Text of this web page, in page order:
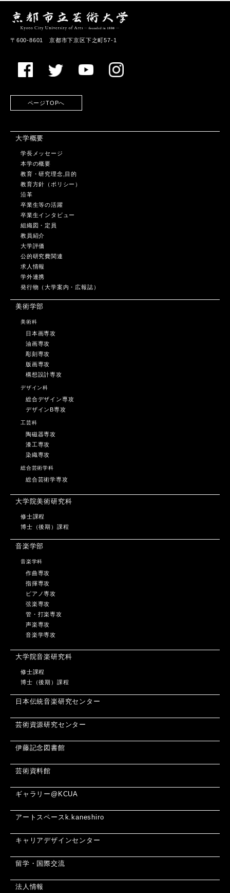
〒600-8601 京都市下京区下之町57-1
ページTOPへ
大学概要
学長メッセージ
本学の概要
教育・研究理念,目的
教育方針（ポリシー）
沿革
卒業生等の活躍
卒業生インタビュー
組織図・定員
教員紹介
大学評価
公的研究費関連
求人情報
学外連携
発行物（大学案内・広報誌）
美術学部
美術科
日本画専攻
油画専攻
彫刻専攻
版画専攻
構想設計専攻
デザイン科
総合デザイン専攻
デザインB専攻
工芸科
陶磁器専攻
漆工専攻
染織専攻
総合芸術学科
総合芸術学専攻
大学院美術研究科
修士課程
博士（後期）課程
音楽学部
音楽学科
作曲専攻
指揮専攻
ピアノ専攻
弦楽専攻
管・打楽専攻
声楽専攻
音楽学専攻
大学院音楽研究科
修士課程
博士（後期）課程
日本伝統音楽研究センター
芸術資源研究センター
伊藤記念図書館
芸術資料館
ギャラリー@KCUA
アートスペースk.kaneshiro
キャリアデザインセンター
留学・国際交流
法人情報